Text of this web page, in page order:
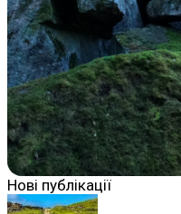
Нові публікації